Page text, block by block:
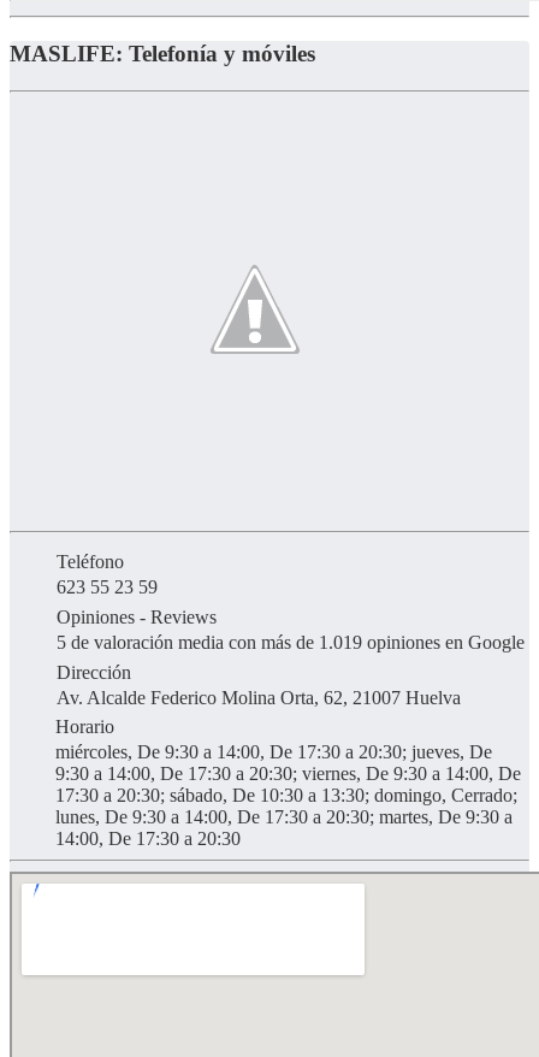
MASLIFE: Telefonía y móviles
Teléfono
623 55 23 59
Opiniones - Reviews
5 de valoración media con más de 1.019 opiniones en Google
Dirección
Av. Alcalde Federico Molina Orta, 62, 21007 Huelva
Horario
miércoles, De 9:30 a 14:00, De 17:30 a 20:30; jueves, De
9:30 a 14:00, De 17:30 a 20:30; viernes, De 9:30 a 14:00, De
17:30 a 20:30; sábado, De 10:30 a 13:30; domingo, Cerrado;
lunes, De 9:30 a 14:00, De 17:30 a 20:30; martes, De 9:30 a
14:00, De 17:30 a 20:30